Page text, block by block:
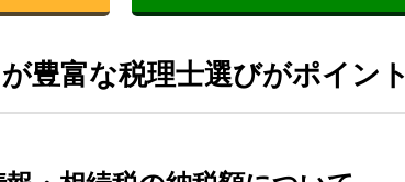
豊富な税理士選びがポイント